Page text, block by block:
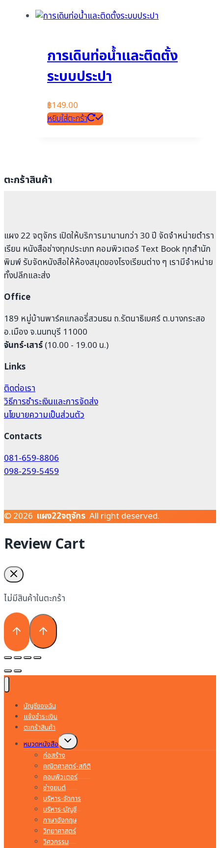
การเดินท่อน้ำและติดตั้ง
ระบบประปา
฿149.00
หยิบใส่ตะกร้า
ตะกร้าสินค้า
แผง 22 จตุจักร เปิดให้บริการมานานกว่า 30 ปี จัดจำหน่ายตำรา
เรียน หนังสือช่างทุกประเภท คอมพิวเตอร์ Text Book ทุกสำนัก
พิมพ์ รับจัดหนังสือให้ห้องสมุดของโรงเรียนต่าง ๆ เรามีจำหน่าย
ทั้งปลีกและส่ง
Office
189 หมู่บ้านพาร์คแกลอรี่สวนธน ถ.รัตนาธิเบศร์ ต.บางกระสอ
อ.เมือง จ.นนทบุรี 11000
จันทร์-เสาร์(10.00 - 19.00 น.)
Links
ติดต่อเรา
วิธีการชำระเงินและการจัดส่ง
นโยบายความเป็นส่วนตัว
Contacts
081-659-8806
098-259-5459
© 2026 แผง22จตุจักร All right deserved.
Review Cart
ไม่มีสินค้าในตะกร้า
บัญชีของฉัน
แจ้งชำระเงิน
ตะกร้าสินค้า
หมวดหนังสือ
Toggle
child
menu
ก่อสร้าง
คณิตศาสตร์-สถิติ
คอมพิวเตอร์
ช่างยนต์
บริหาร-จัดการ
บริหาร-บัญชี
ภาษาอังกฤษ
วิทยาศาสตร์
วิศวกรรม